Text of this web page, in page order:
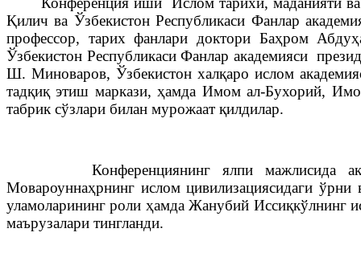
Қилич ва Ўзбекистон Республикаси Фанлар
профессор, тарих фанлари доктори Баҳром
Ўзбекистон Республикаси Фанлар академияси
Ш. Миноваров, Ўзбекистон халқаро ислом
тадқиқ этиш маркази, ҳамда Имом ал-Бухорий,
табрик сўзлари билан мурожаат қилдилар.
Конференциянинг ялпи мажлисида
Мовароуннаҳрнинг ислом цивилизациясидаги
уламоларининг роли ҳамда Жанубий Иссиқкўлнинг
маърузалари тингланди.